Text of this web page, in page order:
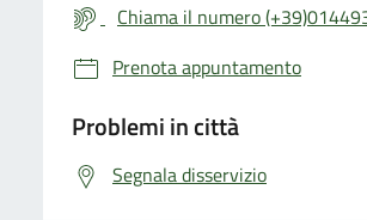
Chiama il numero
Prenota appuntamento
Problemi in città
Segnala disservizio